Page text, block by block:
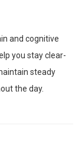
and cognitive
you stay clear-
steady
the day.